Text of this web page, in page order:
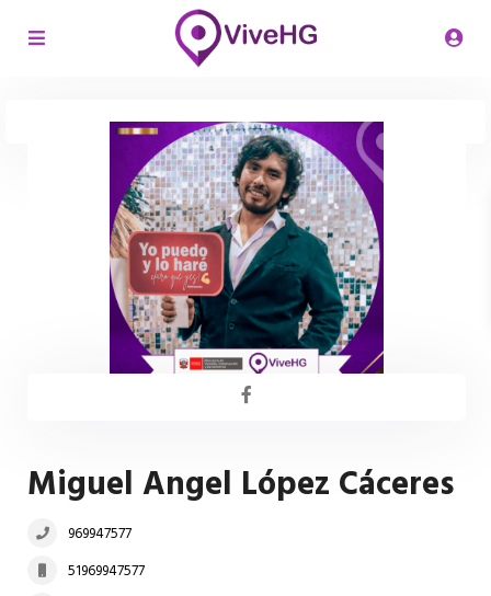
Miguel Angel López Cáceres
969947577
51969947577